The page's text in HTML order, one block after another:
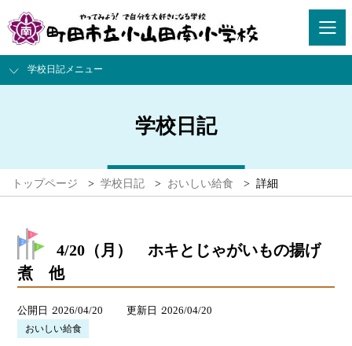
学校日記メニュー
学校日記
トップページ > 学校日記 > おいしい給食 > 詳細
4/20（月） ホキとじゃがいもの揚げ
煮 他
公開日 2026/04/20 更新日 2026/04/20
おいしい給食